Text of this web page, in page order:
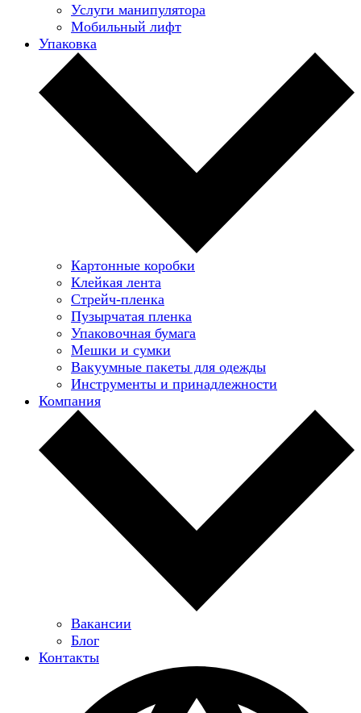
Услуги манипулятора
Мобильный лифт
Упаковка
Картонные коробки
Клейкая лента
Стрейч-пленка
Пузырчатая пленка
Упаковочная бумага
Мешки и сумки
Вакуумные пакеты для одежды
Инструменты и принадлежности
Компания
Вакансии
Блог
Контакты